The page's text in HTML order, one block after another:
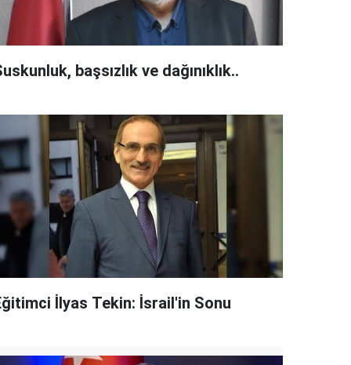
başsızlık ve dağınıklık..
İlyas Tekin: İsrail'in Sonu